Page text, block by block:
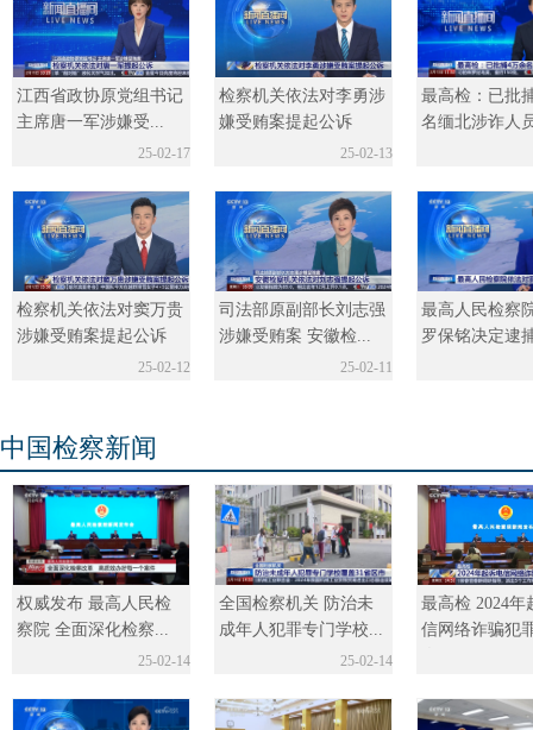
江西省政协原党组书记
主席唐一军涉嫌受...
25-02-17
检察机关依法对李勇涉
嫌受贿案提起公诉
25-02-13
最高检：已批
名缅北涉诈人
检察机关依法对窦万贵
涉嫌受贿案提起公诉
25-02-12
司法部原副部长刘志强
涉嫌受贿案 安徽检...
25-02-11
最高人民检察
罗保铭决定逮
中国检察新闻
权威发布 最高人民检
察院 全面深化检察...
25-02-14
全国检察机关 防治未
成年人犯罪专门学校...
25-02-14
最高检 2024年
信网络诈骗犯